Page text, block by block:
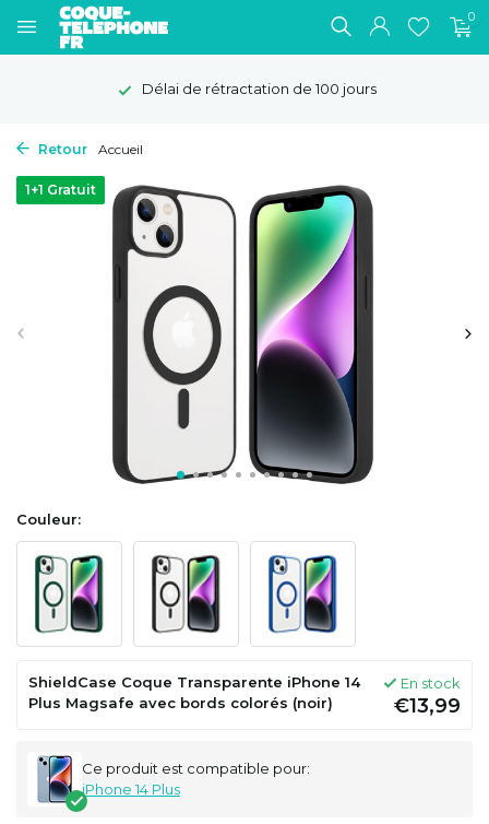
0
Délai de rétractation de 100 jours
Retour Accueil
1+1 Gratuit
Couleur:
ShieldCase Coque Transparente iPhone 14
Plus Magsafe avec bords colorés (noir)
En stock
€13,99
Ce produit est compatible pour:
iPhone 14 Plus